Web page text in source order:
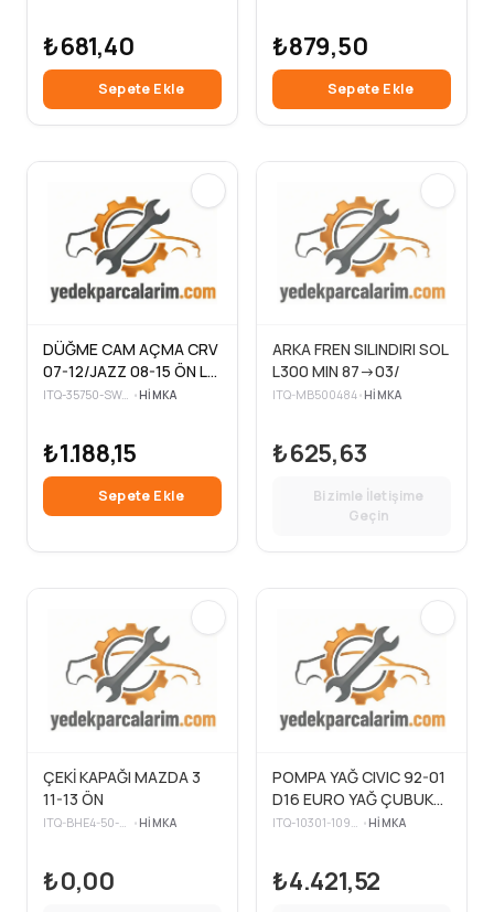
₺681,40
Sepete Ekle
₺879,50
Sepete Ekle
DÜĞME CAM AÇMA CRV
07-12/JAZZ 08-15 ÖN LH
DÖRTLÜ TEK AUTO
ITQ-35750-SWA-G01 •HIMKA
₺1.188,15
Sepete Ekle
ARKA FREN SILINDIRI SOL
L300 MIN 87->03/
ITQ-MB500484• HIMKA
₺625,63
Bizimle İletişime
Geçin
ÇEKİ KAPAĞI MAZDA 3
11-13 ÖN
• HIMKA
₺0,00
POMPA YAĞ CIVIC 92-01
D16 EURO YAĞ ÇUBUK
DELİKLİ
• HIMKA
₺4.421,52